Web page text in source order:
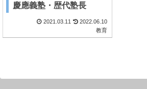
慶應義塾・歴代塾長
2021.03.11
2022.06.10
教育